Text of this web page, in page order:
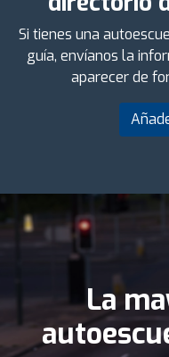
Si tienes una
guía, envíanos la
aparecer de
La